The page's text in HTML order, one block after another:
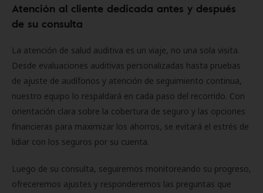
Atención al cliente dedicada antes y después
de su consulta
La atención de salud auditiva es un viaje, no una sola visita.
Desde evaluaciones auditivas personalizadas hasta pruebas
de ajuste de audífonos y atención de seguimiento continua,
nuestro equipo lo respaldará en cada paso del recorrido. Con
orientación clara sobre la cobertura de seguro y las opciones
financieras para maximizar los ahorros, se evitará el estrés de
lidiar con los seguros por su cuenta.
Luego de su consulta, seguiremos monitoreando su progreso,
ofreceremos ajustes y responderemos las preguntas que